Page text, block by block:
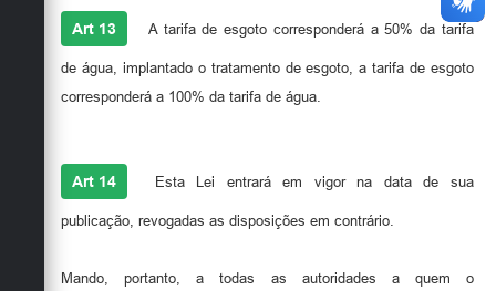
Art 13 A tarifa de esgoto corresponderá a 50% da tarifa
de água, implantado o tratamento de esgoto, a tarifa de esgoto
corresponderá a 100% da tarifa de água.
Art 14 Esta Lei entrará em vigor na data de sua
publicação, revogadas as disposições em contrário.
Mando, portanto, a todas as autoridades a quem o